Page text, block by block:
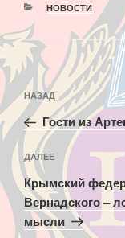
РУБРИКИ
НОВОСТИ
Навигация
по
записям
Предыдущая
запись:
НАЗАД
Гости из
Следующая
запись
ДАЛЕЕ
Крымский
Вернадского –
мысли